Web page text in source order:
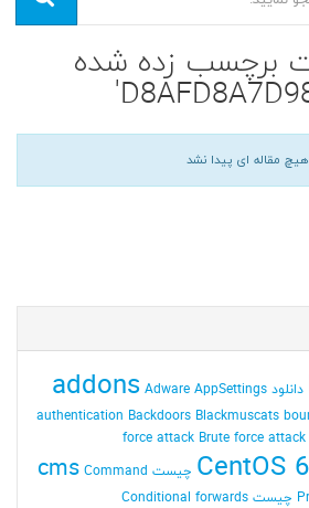
برچسب زده شده
هیچ مقاله ای پیدا نشد
addons Adware AppSettings
authentication Backdoors Blackmuscats
force attack Brute force
CentOS 6
cms Command
Conditional forwards